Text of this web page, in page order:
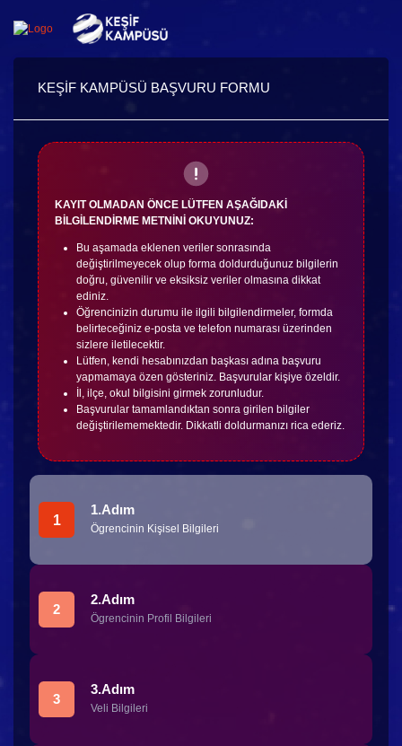
KEŞİF KAMPÜSÜ BAŞVURU FORMU
KAYIT OLMADAN ÖNCE LÜTFEN AŞAĞIDAKİ
BİLGİLENDİRME METNİNİ OKUYUNUZ:
Bu aşamada eklenen veriler sonrasında
değiştirilmeyecek olup forma doldurduğunuz bilgilerin
doğru, güvenilir ve eksiksiz veriler olmasına dikkat
ediniz.
Öğrencinizin durumu ile ilgili bilgilendirmeler, formda
belirteceğiniz e-posta ve telefon numarası üzerinden
sizlere iletilecektir.
Lütfen, kendi hesabınızdan başkası adına başvuru
yapmamaya özen gösteriniz. Başvurular kişiye özeldir.
İl, ilçe, okul bilgisini girmek zorunludur.
Başvurular tamamlandıktan sonra girilen bilgiler
değiştirilememektedir. Dikkatli doldurmanızı rica ederiz.
1
1.Adım
Ögrencinin Kişisel Bilgileri
2
2.Adım
Ögrencinin Profil Bilgileri
3
3.Adım
Veli Bilgileri